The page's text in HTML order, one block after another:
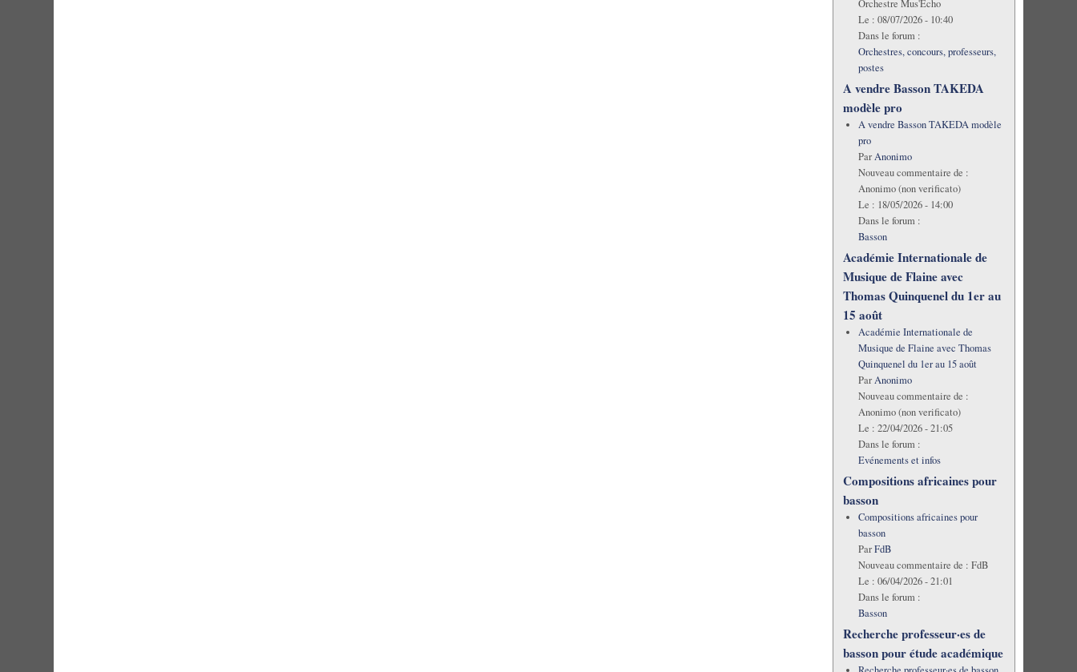
Orchestre Mus'Echo
Le : 08/07/2026 - 10:40
Dans le forum :
Orchestres, concours, professeurs,
postes
A vendre Basson TAKEDA
modèle pro
A vendre Basson TAKEDA modèle
pro
ParAnonimo
Nouveau commentaire de :
Anonimo (non verificato)
Le : 18/05/2026 - 14:00
Dans le forum :
Basson
Académie Internationale de
Musique de Flaine avec
Thomas Quinquenel du 1er au
15 août
Académie Internationale de
Musique de Flaine avec Thomas
Quinquenel du 1er au 15 août
ParAnonimo
Nouveau commentaire de :
Anonimo (non verificato)
Le : 22/04/2026 - 21:05
Dans le forum :
Evénements et infos
Compositions africaines pour
basson
Compositions africaines pour
basson
ParFdB
Nouveau commentaire de : FdB
Le : 06/04/2026 - 21:01
Dans le forum :
Basson
Recherche professeur·es de
basson pour étude académique